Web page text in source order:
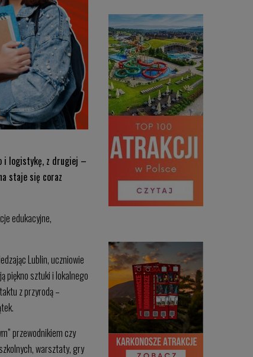
i logistykę, z drugiej –
staje się coraz
edukacyjne,
Lublin, uczniowie
piękno sztuki i lokalnego
z przyrodą –
przewodnikiem czy
warsztaty, gry